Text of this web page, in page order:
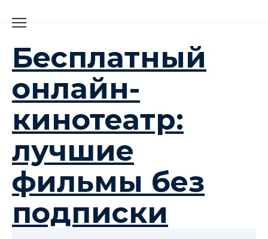
Бесплатный
онлайн-
кинотеатр:
лучшие
фильмы без
подписки